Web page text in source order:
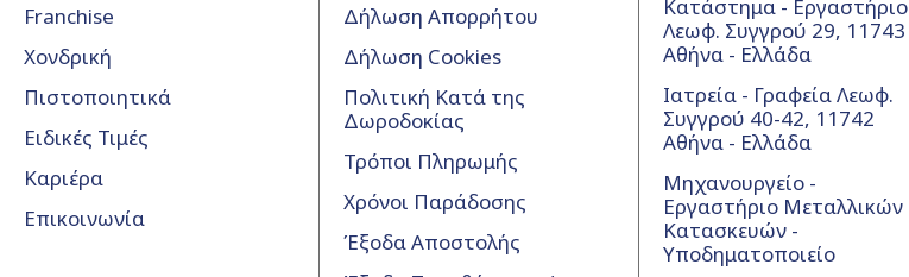
Franchise
Χονδρική
Πιστοποιητικά
Ειδικές Τιμές
Καριέρα
Επικοινωνία
Δήλωση Απορρήτου
Δήλωση Cookies
Πολιτική Κατά της
Δωροδοκίας
Τρόποι Πληρωμής
Χρόνοι Παράδοσης
Έξοδα Αποστολής
Κατάστημα - Εργαστήριο
Λεωφ. Συγγρού 29, 11743
Αθήνα - Ελλάδα
Ιατρεία - Γραφεία Λεωφ.
Συγγρού 40-42, 11742
Αθήνα - Ελλάδα
Μηχανουργείο -
Εργαστήριο Μεταλλικών
Κατασκευών -
Υποδηματοποιείο